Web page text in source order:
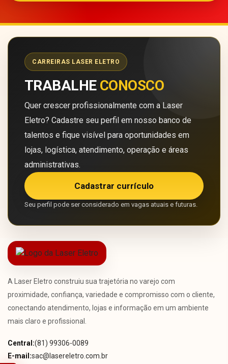
CARREIRAS LASER ELETRO
TRABALHE CONOSCO
Quer crescer profissionalmente com a Laser
Eletro? Cadastre seu perfil em nosso banco de
talentos e fique visível para oportunidades em
lojas, logística, atendimento, operação e áreas
administrativas.
Cadastrar currículo
Seu perfil pode ser considerado em vagas atuais e futuras.
A Laser Eletro construiu sua trajetória no varejo com
proximidade, confiança, variedade e compromisso com o cliente,
conectando atendimento, lojas e informação em um ambiente
mais claro e profissional.
Central:(81) 99306-0089
E-mail:sac@lasereletro.com.br